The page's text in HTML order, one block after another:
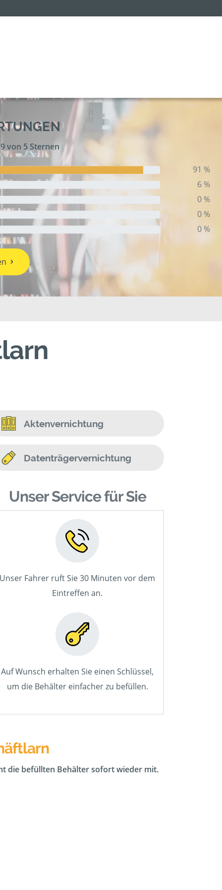
von 5 Sternen
91 %
6 %
0 %
0 %
0 %
Aktenvernichtung
Datenträgervernichtung
Unser Service für Sie
Unser Fahrer ruft Sie 30 Minuten vor dem
Eintreffen an.
Auf Wunsch erhalten Sie einen Schlüssel,
um die Behälter einfacher zu befüllen.
die befüllten Behälter sofort wieder mit.